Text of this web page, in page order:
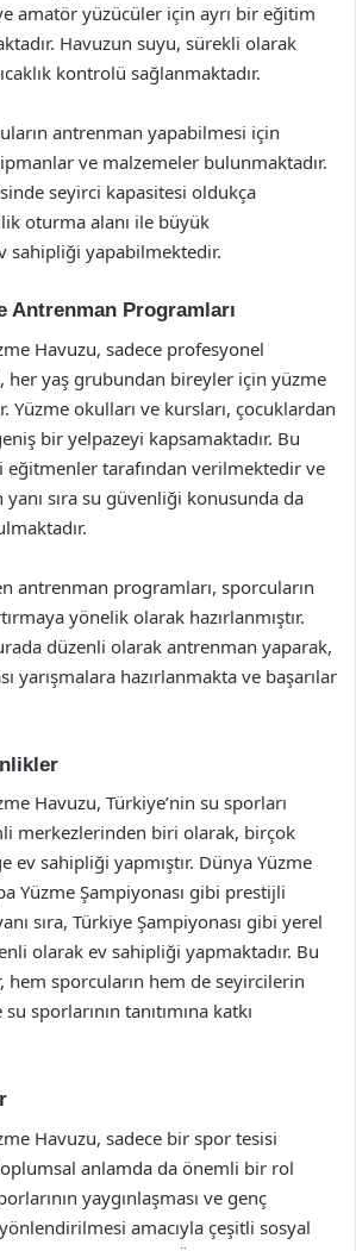
amatör yüzücüler için ayrı bir eğitim
Havuzun suyu, sürekli olarak
kontrolü sağlanmaktadır.
antrenman yapabilmesi için
ve malzemeler bulunmaktadır.
seyirci kapasitesi oldukça
oturma alanı ile büyük
sahipliği yapabilmektedir.
Antrenman Programları
Havuzu, sadece profesyonel
her yaş grubundan bireyler için yüzme
Yüzme okulları ve kursları, çocuklardan
bir yelpazeyi kapsamaktadır. Bu
tarafından verilmektedir ve
sıra su güvenliği konusunda da
antrenman programları, sporcuların
yönelik olarak hazırlanmıştır.
düzenli olarak antrenman yaparak,
yarışmalara hazırlanmakta ve başarılar
Havuzu, Türkiye’nin su sporları
merkezlerinden biri olarak, birçok
ev sahipliği yapmıştır. Dünya Yüzme
Yüzme Şampiyonası gibi prestijli
sıra, Türkiye Şampiyonası gibi yerel
olarak ev sahipliği yapmaktadır. Bu
hem sporcuların hem de seyircilerin
sporlarının tanıtımına katkı
Havuzu, sadece bir spor tesisi
anlamda da önemli bir rol
yaygınlaşması ve genç
amacıyla çeşitli sosyal